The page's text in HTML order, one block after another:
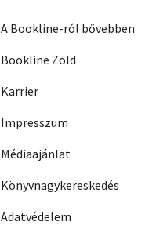
A Bookline-ról bővebben
Bookline Zöld
Karrier
Impresszum
Médiaajánlat
Könyvnagykereskedés
Adatvédelem